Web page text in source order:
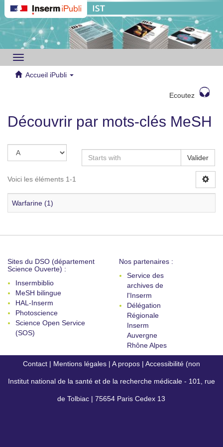
Toggle
navigation
Accueil iPubli
Ecoutez
Découvrir par mots-clés MeSH
Valider
Voici les éléments 1-1
Warfarine (1)
Sites du DSO (département
Science Ouverte) :
Insermbiblio
MeSH bilingue
HAL-Inserm
Photoscience
Science Open Service
(SOS)
Nos partenaires :
Service des
archives de
l'Inserm
Délégation
Régionale
Inserm
Auvergne
Rhône Alpes
Contact | Mentions légales | A propos | Accessibilité (non
conforme)
Institut national de la santé et de la recherche médicale - 101, rue
de Tolbiac | 75654 Paris Cedex 13